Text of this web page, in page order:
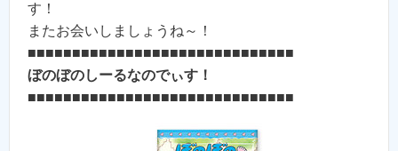
す！
またお会いしましょうね～！
■■■■■■■■■■■■■■■■■■■■■■■■■■■■■■
ぼのぼのしーるなのでぃす！
■■■■■■■■■■■■■■■■■■■■■■■■■■■■■■